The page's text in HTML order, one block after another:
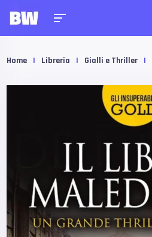
Home | Libreria | Gialli e Thriller |